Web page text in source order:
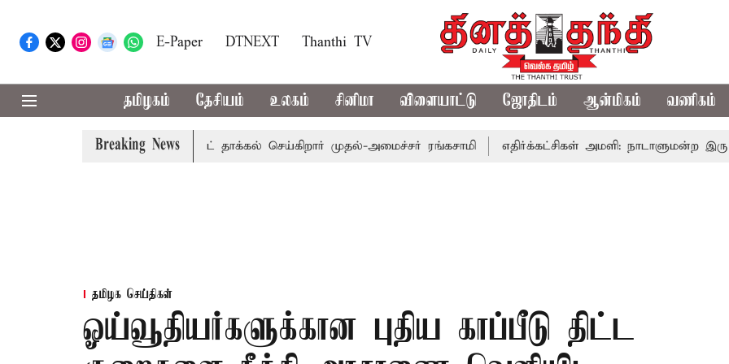
E-Paper DTNEXT Thanthi TV
தமிழகம் தேசியம் உலகம் சினிமா விளையாட்டு ஜோதிடம் ஆன்மிகம் வணிகம்
Breaking News
வரும் 24ம் தேதி பட்ஜெட் தாக்கல் செய்கிறார் முதல்-அமைச்சர் ரங்கசாமி எதிர்க்கட்சிகள் அமளி: நாடாளுமன்ற இரு
தமிழக செய்திகள்
ஓய்வூதியர்களுக்கான புதிய காப்பீடு திட்ட